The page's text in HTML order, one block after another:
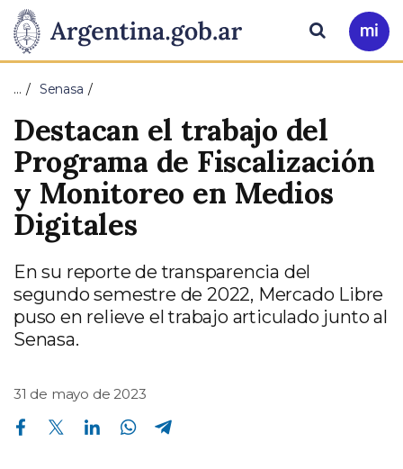
Presidencia
de
la
Nación
Pasar al contenido principal
Ir
a
Buscar
… Senasa
Destacan el trabajo del
Programa de Fiscalización
y Monitoreo en Medios
Digitales
En su reporte de transparencia del
segundo semestre de 2022, Mercado Libre
puso en relieve el trabajo articulado junto al
Senasa.
31 de mayo de 2023
Compartir en Facebook Compartir en Twitter Compartir en Linkedin Compartir en Whatsapp